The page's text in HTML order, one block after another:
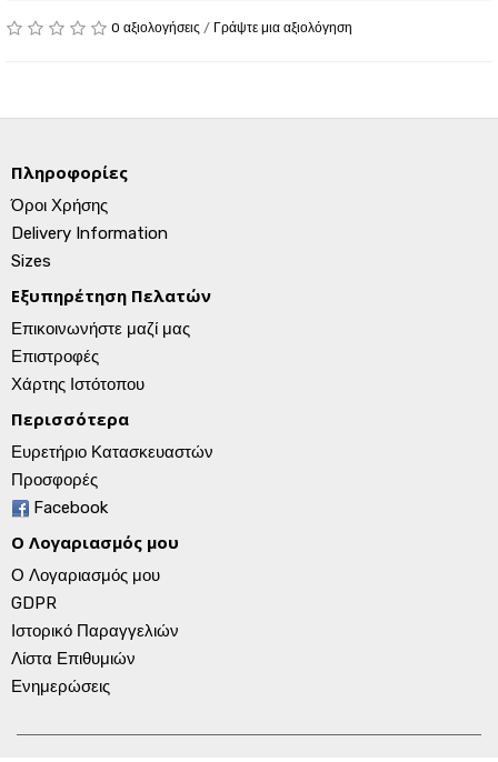
0 αξιολογήσεις / Γράψτε μια αξιολόγηση
Πληροφορίες
Όροι Χρήσης
Delivery Information
Sizes
Εξυπηρέτηση Πελατών
Επικοινωνήστε μαζί μας
Επιστροφές
Χάρτης Ιστότοπου
Περισσότερα
Ευρετήριο Κατασκευαστών
Προσφορές
Facebook
Ο Λογαριασμός μου
Ο Λογαριασμός μου
GDPR
Ιστορικό Παραγγελιών
Λίστα Επιθυμιών
Ενημερώσεις